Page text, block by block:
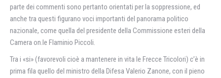
parte dei commenti sono pertanto orientati per la soppressione, ed
anche tra questi figurano voci importanti del panorama politico
nazionale, come quella del presidente della Commissione esteri della
Camera on.le Flaminio Piccoli.
Tra i «si» (favorevoli cioè a mantenere in vita le Frecce Tricolori) c’è in
prima fila quello del ministro della Difesa Valerio Zanone, con il pieno